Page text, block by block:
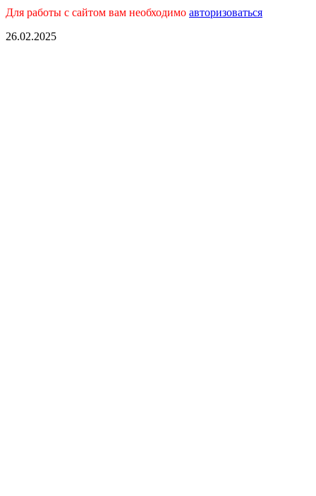
Для работы с сайтом вам необходимо авторизоваться
26.02.2025